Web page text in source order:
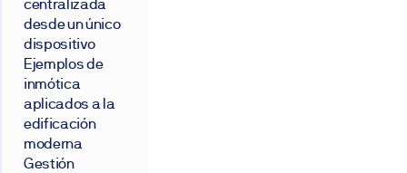
centralizada
desde un único
dispositivo
Ejemplos de
inmótica
aplicados a la
edificación
moderna
Gestión